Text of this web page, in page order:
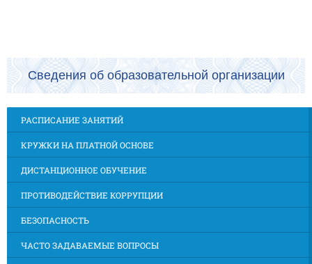
Сведения об образовательной организации
РАСПИСАНИЕ ЗАНЯТИЙ
КРУЖКИ НА ПЛАТНОЙ ОСНОВЕ
ДИСТАНЦИОННОЕ ОБУЧЕНИЕ
ПРОТИВОДЕЙСТВИЕ КОРРУПЦИИ
БЕЗОПАСНОСТЬ
ЧАСТО ЗАДАВАЕМЫЕ ВОПРОСЫ